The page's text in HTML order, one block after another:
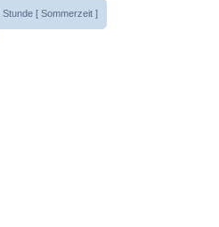
Stunde [ Sommerzeit ]